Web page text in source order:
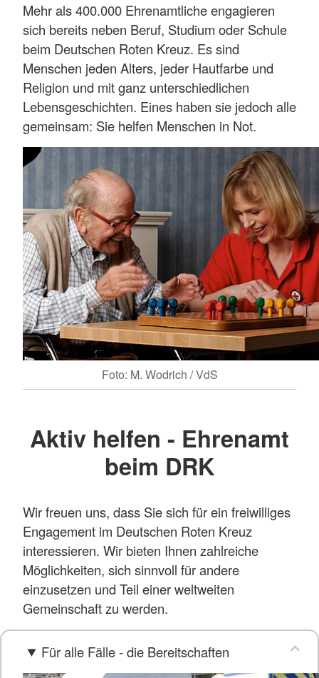
Mehr als 400.000 Ehrenamtliche engagieren
sich bereits neben Beruf, Studium oder Schule
beim Deutschen Roten Kreuz. Es sind
Menschen jeden Alters, jeder Hautfarbe und
Religion und mit ganz unterschiedlichen
Lebensgeschichten. Eines haben sie jedoch alle
gemeinsam: Sie helfen Menschen in Not.
Foto: M. Wodrich / VdS
Aktiv helfen - Ehrenamt
beim DRK
Wir freuen uns, dass Sie sich für ein freiwilliges
Engagement im Deutschen Roten Kreuz
interessieren. Wir bieten Ihnen zahlreiche
Möglichkeiten, sich sinnvoll für andere
einzusetzen und Teil einer weltweiten
Gemeinschaft zu werden.
Für alle Fälle - die Bereitschaften